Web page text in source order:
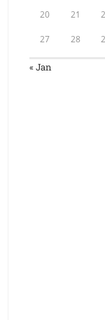
20 21
27 28
« Jan